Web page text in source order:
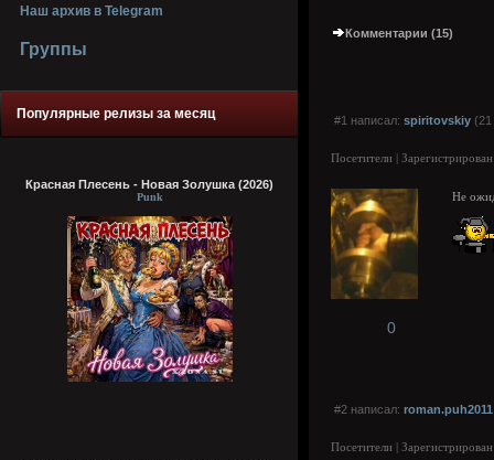
Наш архив в Telegram
Группы
Популярные релизы за месяц
Красная Плесень - Новая Золушка (2026)
Punk
Комментарии (15)
#1 написал: spiritovskiy
Посетители |
Не
0
#2 написал: roman.puh2011
Посетители |